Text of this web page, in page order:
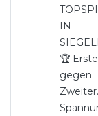
IN
🏆
gegen
Zweiter.